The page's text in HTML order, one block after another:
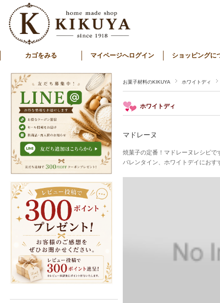
カゴをみる マイページへログイン ショッピングに
お菓子材料のKIKUYA ホワイトディ
ホワイトディ
マドレーヌ
焼菓子の定番！マドレーヌレシピで
バレンタイン、ホワイトデイにおす